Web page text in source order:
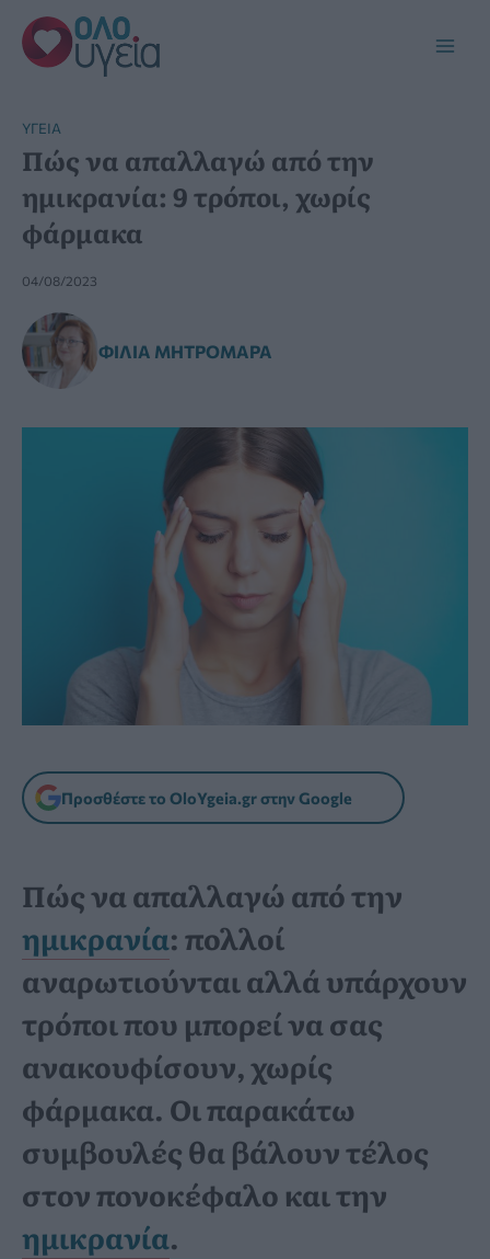
Μετάβαση
στο
περιεχόμενο
YΓΕΊΑ
Πώς να απαλλαγώ από την
ημικρανία: 9 τρόποι, χωρίς
φάρμακα
04/08/2023
ΦΊΛΙΑ ΜΗΤΡΟΜΆΡΑ
Προσθέστε το OloYgeia.gr στην Google
Πώς να απαλλαγώ από την
ημικρανία: πολλοί
αναρωτιούνται αλλά υπάρχουν
τρόποι που μπορεί να σας
ανακουφίσουν, χωρίς
φάρμακα. Οι παρακάτω
συμβουλές θα βάλουν τέλος
στον πονοκέφαλο και την
ημικρανία.